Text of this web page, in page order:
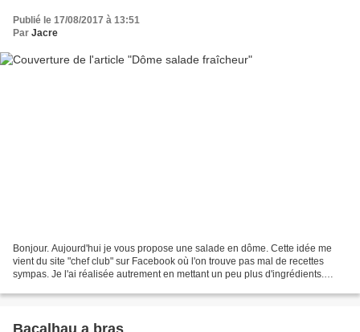
Publié le 17/08/2017 à 13:51
Par Jacre
Bonjour. Aujourd'hui je vous propose une salade en dôme. Cette idée me
vient du site "chef club" sur Facebook où l'on trouve pas mal de recettes
sympas. Je l'ai réalisée autrement en mettant un peu plus d'ingrédients.
Bacalhau a bras